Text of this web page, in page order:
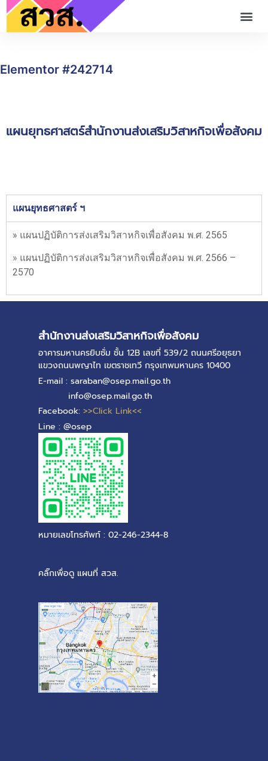
Elementor #242714
แผนยุทธศาสตร์สำนักงานส่งเสริมวิสาหกิจเพื่อสังคม
แผนยุทธศาสตร์ ฯ
» แผนปฏิบัติการส่งเสริมวิสาหกิจเพื่อสังคม พ.ศ. 2565
» แผนปฏิบัติการส่งเสริมวิสาหกิจเพื่อสังคม พ.ศ. 2566 –
2570
สำนักงานส่งเสริมวิสาหกิจเพื่อสังคม
อาคารมหานครยิบซั่ม ชั้น 12B เลขที่ 539/2 ถนนศรีอยุธยา
แขวงถนนพญาไท เขตราชเทวี กรุงเทพมหานคร 10400
E-mail : saraban@osep.mail.go.th
info@osep.mail.go.th
Facebook: >>Click Link<<
Line : @osep
หมายเลขโทรศัพท์ : 02-246-2344-8
คลิ๊กเพื่อดู แผนที่ สวส.